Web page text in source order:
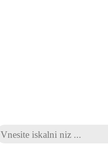
Vnesite iskalni niz ...